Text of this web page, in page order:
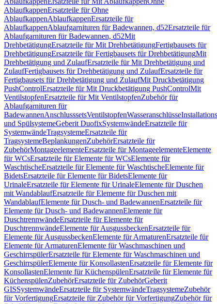
AblaufkappenErsatzteile für Ohne
AblaufkappenAblaufkappenErsatzteile für
AblaufkappenAblaufgarnituren für Badewannen, d52Ersatzteile für
Ablaufgarnituren für Badewannen, d52Mit
DrehbetätigungErsatzteile für Mit DrehbetätigungFertigbausets für
DrehbetätigungErsatzteile für Fertigbausets für DrehbetätigungMit
Drehbetätigung und ZulaufErsatzteile für Mit Drehbetätigung und
ZulaufFertigbausets für Drehbetätigung und ZulaufErsatzteile für
Fertigbausets für Drehbetätigung und ZulaufMit Druckbetätigung
PushControlErsatzteile für Mit Druckbetätigung PushControlMit
VentilstopfenErsatzteile für Mit VentilstopfenZubehör für
Ablaufgarnituren für
BadewannenAnschlusssetsVentilstopfenWasseranschlüsse
und SpülsystemeGeberit DuofixSystemwändeErsatzteile für
SystemwändeTragsystemeErsatzteile für
TragsystemeBeplankungenZubehörErsatzteile für
ZubehörMontageelementeErsatzteile für MontageelementeElemente
für WCsErsatzteile für Elemente für WCsElemente für
WaschtischeErsatzteile für Elemente für WaschtischeElemente für
BidetsErsatzteile für Elemente für BidetsElemente für
UrinaleErsatzteile für Elemente für UrinaleElemente für Duschen
mit WandablaufErsatzteile für Elemente für Duschen mit
WandablaufElemente für Dusch- und BadewannenErsatzteile für
Elemente für Dusch- und BadewannenElemente für
DuschtrennwändeErsatzteile für Elemente für
DuschtrennwändeElemente für AusgussbeckenErsatzteile für
Elemente für AusgussbeckenElemente für ArmaturenErsatzteile für
Elemente für ArmaturenElemente für Waschmaschinen und
GeschirrspülerErsatzteile für Elemente für Waschmaschinen und
GeschirrspülerElemente für KonsollastenErsatzteile für Elemente für
KonsollastenElemente für KüchenspülenErsatzteile für Elemente für
KüchenspülenZubehörErsatzteile für ZubehörGeberit
GISSystemwändeErsatzteile für SystemwändeTragsystemeZubehör
für VorfertigungErsatzteile für Zubehör für VorfertigungZubehör für